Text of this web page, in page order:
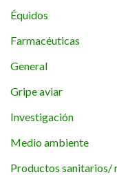
Équidos
Farmacéuticas
General
Gripe aviar
Investigación
Medio ambiente
Productos sanitarios/